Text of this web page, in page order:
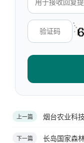
上一篇 烟台农业科
下一篇 长岛国家森